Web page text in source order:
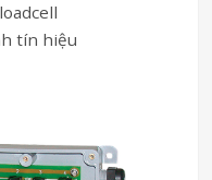
tín hiệu